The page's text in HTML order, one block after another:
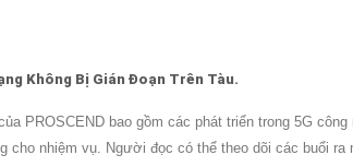
Không Bị Gián Đoạn Trên Tàu.
PROSCEND bao gồm các phát triển trong 5G
cho nhiệm vụ. Người đọc có thể theo dõi các buổi